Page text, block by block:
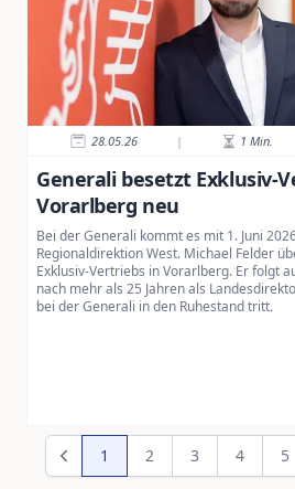
28.05.26 | 1 Min.
Generali besetzt Exklusiv-
Vorarlberg neu
Bei der Generali kommt es mit 1. Juni
Regionaldirektion West. Michael Felder
Exklusiv-Vertriebs in Vorarlberg. Er folgt
nach mehr als 25 Jahren als
bei der Generali in den Ruhestand tritt.
Zurück1 2 3 4 5